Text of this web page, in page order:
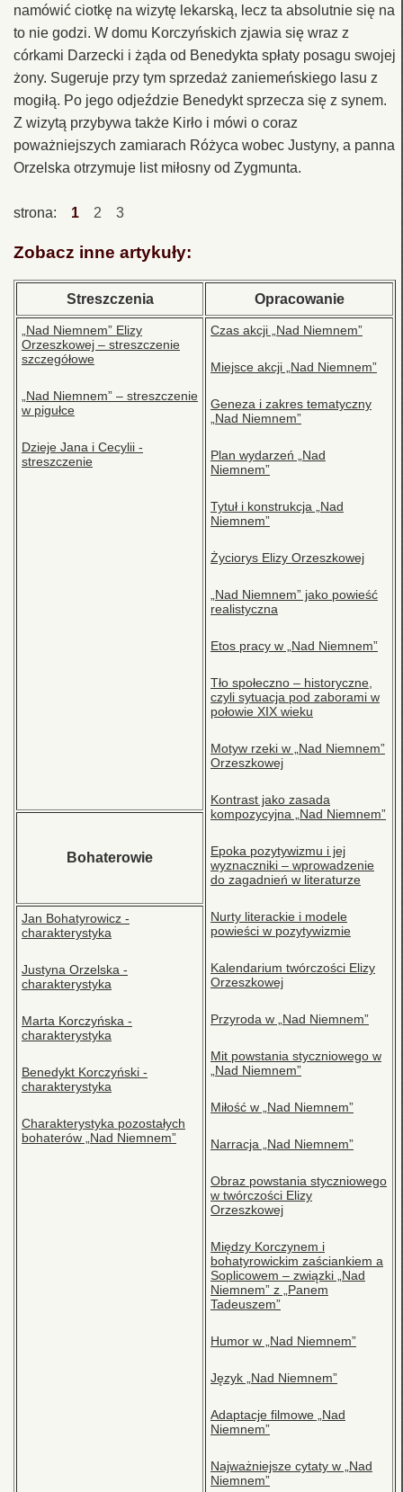
namówić ciotkę na wizytę lekarską, lecz ta absolutnie się na
to nie godzi. W domu Korczyńskich zjawia się wraz z
córkami Darzecki i żąda od Benedykta spłaty posagu swojej
żony. Sugeruje przy tym sprzedaż zaniemeńskiego lasu z
mogiłą. Po jego odjeździe Benedykt sprzecza się z synem.
Z wizytą przybywa także Kirło i mówi o coraz
poważniejszych zamiarach Różyca wobec Justyny, a panna
Orzelska otrzymuje list miłosny od Zygmunta.
strona: 1 2 3
Zobacz inne artykuły:
Streszczenia Opracowanie
„Nad Niemnem” Elizy
Orzeszkowej – streszczenie
szczegółowe
„Nad Niemnem” – streszczenie
w pigułce
Dzieje Jana i Cecylii -
streszczenie
Czas akcji „Nad Niemnem”
Miejsce akcji „Nad Niemnem”
Geneza i zakres tematyczny
„Nad Niemnem”
Plan wydarzeń „Nad
Niemnem”
Tytuł i konstrukcja „Nad
Niemnem”
Życiorys Elizy Orzeszkowej
„Nad Niemnem” jako powieść
realistyczna
Etos pracy w „Nad Niemnem”
Tło społeczno – historyczne,
czyli sytuacja pod zaborami w
połowie XIX wieku
Motyw rzeki w „Nad Niemnem”
Orzeszkowej
Kontrast jako zasada
kompozycyjna „Nad Niemnem”
Epoka pozytywizmu i jej
wyznaczniki – wprowadzenie
do zagadnień w literaturze
Nurty literackie i modele
powieści w pozytywizmie
Kalendarium twórczości Elizy
Orzeszkowej
Przyroda w „Nad Niemnem”
Mit powstania styczniowego w
„Nad Niemnem”
Miłość w „Nad Niemnem”
Narracja „Nad Niemnem”
Obraz powstania styczniowego
w twórczości Elizy
Orzeszkowej
Między Korczynem i
bohatyrowickim zaściankiem a
Soplicowem – związki „Nad
Niemnem” z „Panem
Tadeuszem”
Humor w „Nad Niemnem”
Język „Nad Niemnem”
Adaptacje filmowe „Nad
Niemnem”
Najważniejsze cytaty w „Nad
Niemnem”
Bohaterowie
Jan Bohatyrowicz -
charakterystyka
Justyna Orzelska -
charakterystyka
Marta Korczyńska -
charakterystyka
Benedykt Korczyński -
charakterystyka
Charakterystyka pozostałych
bohaterów „Nad Niemnem”